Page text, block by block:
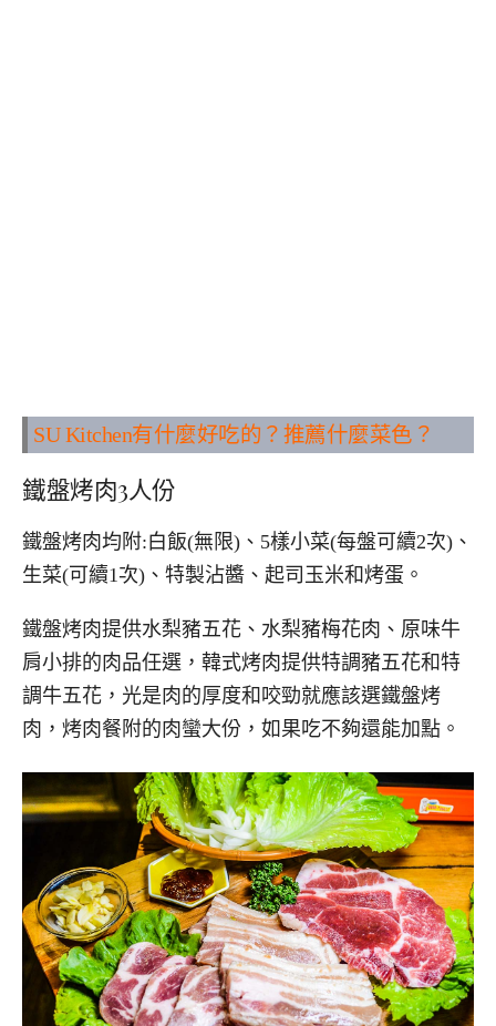
SU Kitchen有什麼好吃的？ 推薦什麼菜色？
鐵盤烤肉3人份
鐵盤烤肉均附:白飯(無限)、5樣小菜(每盤可續2次)、
生菜(可續1次)、特製沾醬、起司玉米和烤蛋。
鐵盤烤肉提供水梨豬五花、水梨豬梅花肉、原味牛
肩小排的肉品任選，韓式烤肉提供特調豬五花和特
調牛五花，光是肉的厚度和咬勁就應該選鐵盤烤
肉，烤肉餐附的肉蠻大份，如果吃不夠還能加點。